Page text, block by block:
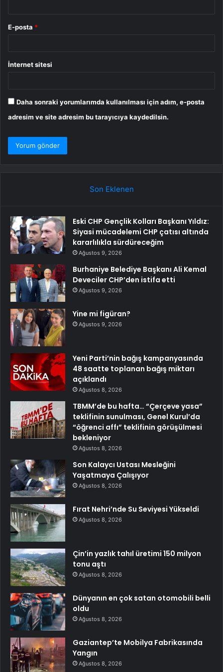
E-posta *
İnternet sitesi
Daha sonraki yorumlarımda kullanılması için adım, e-posta
adresim ve site adresim bu tarayıcıya kaydedilsin.
Son Eklenen
Eski CHP Gençlik Kolları Başkanı Yıldız:
Siyasi mücadelemi CHP çatısı altında
kararlılıkla sürdüreceğim
Ağustos 9, 2026
Burhaniye Belediye Başkanı Ali Kemal
Deveciler CHP’den istifa etti
Ağustos 9, 2026
Yine mi figüran?
Ağustos 9, 2026
Yeni Parti’nin bağış kampanyasında
48 saatte toplanan bağış miktarı
açıklandı
Ağustos 8, 2026
TBMM’de bu hafta… “Çerçeve yasa”
teklifinin sunulması, Genel Kurul’da
“öğrenci affı” teklifinin görüşülmesi
bekleniyor
Ağustos 8, 2026
Son Kalaycı Ustası Mesleğini
Yaşatmaya Çalışıyor
Ağustos 8, 2026
Fırat Nehri’nde Su Seviyesi Yükseldi
Ağustos 8, 2026
Çin’in yazlık tahıl üretimi 150 milyon
tonu aştı
Ağustos 8, 2026
Dünyanın en çok satan otomobili belli
oldu
Ağustos 8, 2026
Gaziantep’te Mobilya Fabrikasında
Yangın
Ağustos 8, 2026